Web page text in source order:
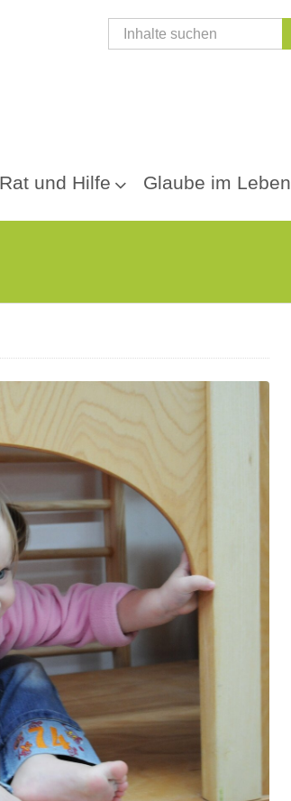
Rat und Hilfe Glaube im Leben